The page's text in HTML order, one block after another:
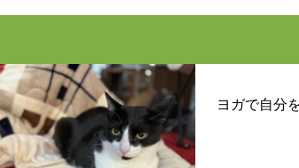
ヨガで自分